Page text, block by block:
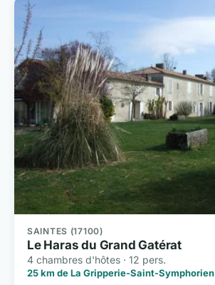
SAINTES (17100)
Le Haras du Grand Gatérat
4 chambres d'hôtes · 12 pers.
25 km de La Gripperie-Saint-Symphorien